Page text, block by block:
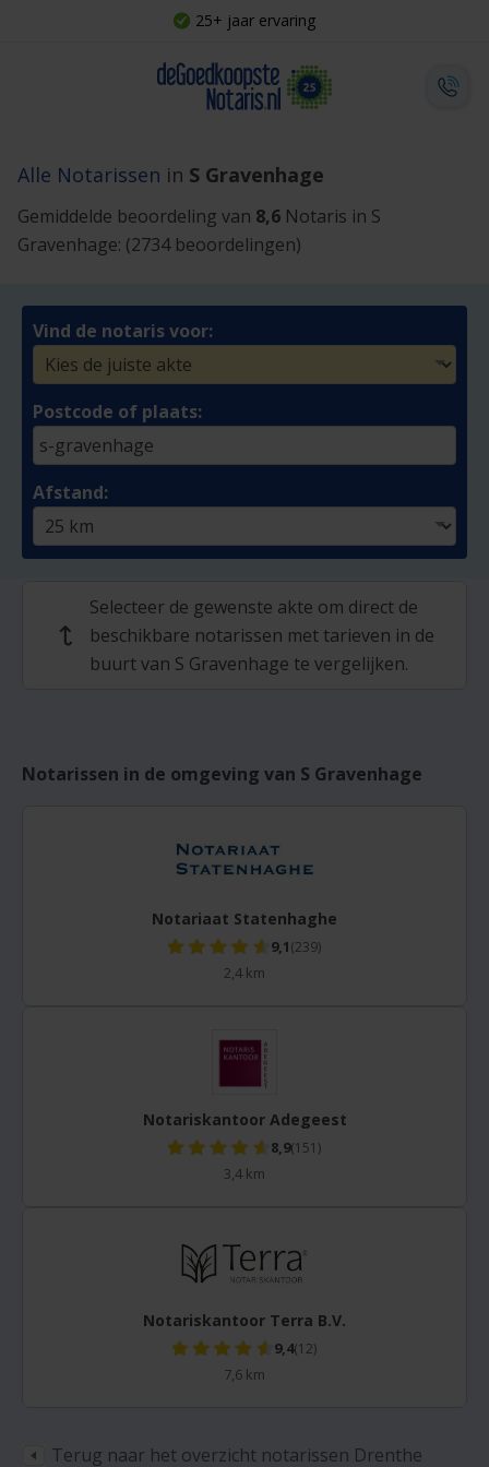
25+ jaar ervaring
Alle Notarissen in S Gravenhage
Gemiddelde beoordeling van 8,6 Notaris in S
Gravenhage: (2734 beoordelingen)
Vind de notaris voor:
Postcode of plaats:
Afstand:
↩
Selecteer de gewenste akte om direct de
beschikbare notarissen met tarieven in de
buurt van S Gravenhage te vergelijken.
Notarissen in de omgeving van S Gravenhage
Notariaat Statenhaghe
9,1(239)
2,4 km
Notariskantoor Adegeest
8,9(151)
3,4 km
Notariskantoor Terra B.V.
9,4(12)
7,6 km
Terug naar het overzicht notarissen Drenthe